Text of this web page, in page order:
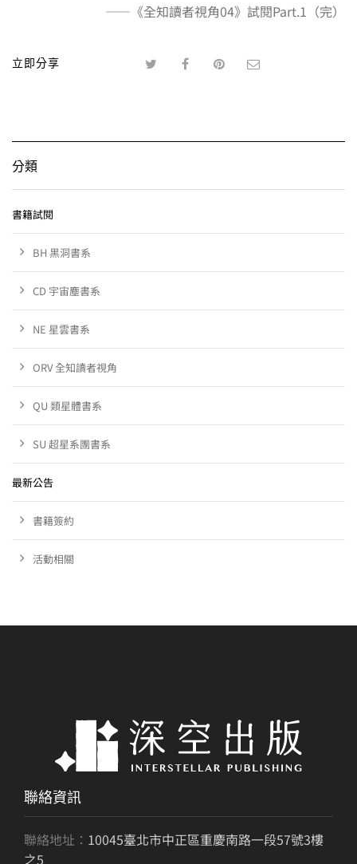
——《全知讀者視角04》試閱Part.1（完）
立即分享
分類
書籍試閱
BH 黑洞書系
CD 宇宙塵書系
NE 星雲書系
ORV 全知讀者視角
QU 類星體書系
SU 超星系團書系
最新公告
書籍簽約
活動相關
聯絡資訊
聯絡地址： 10045臺北市中正區重慶南路一段57號3樓
之5